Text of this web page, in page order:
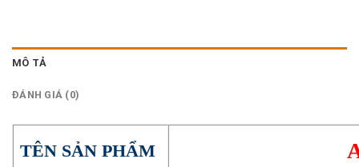
MÔ TẢ
ĐÁNH GIÁ (0)
TÊN SẢN PHẨM